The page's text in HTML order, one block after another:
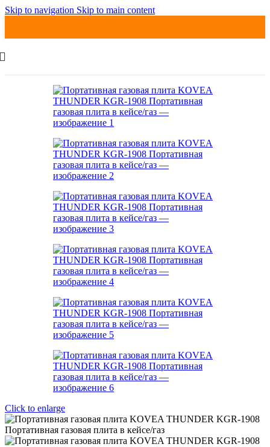
Skip to navigation Skip to main content
Click to enlarge